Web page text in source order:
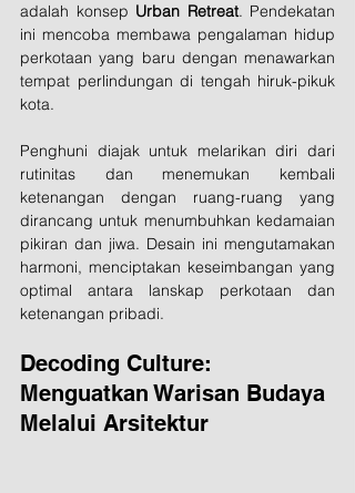
adalah konsep Urban Retreat. Pendekatan
ini mencoba membawa pengalaman hidup
perkotaan yang baru dengan menawarkan
tempat perlindungan di tengah hiruk-pikuk
kota.
Penghuni diajak untuk melarikan diri dari
rutinitas dan menemukan kembali
ketenangan dengan ruang-ruang yang
dirancang untuk menumbuhkan kedamaian
pikiran dan jiwa. Desain ini mengutamakan
harmoni, menciptakan keseimbangan yang
optimal antara lanskap perkotaan dan
ketenangan pribadi.
Decoding Culture:
Menguatkan Warisan Budaya
Melalui Arsitektur